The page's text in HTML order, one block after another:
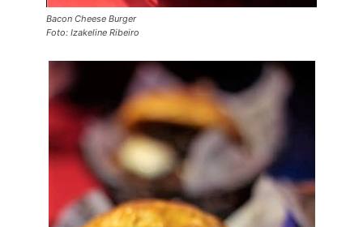
Bacon Cheese Burger
Foto: Izakeline Ribeiro